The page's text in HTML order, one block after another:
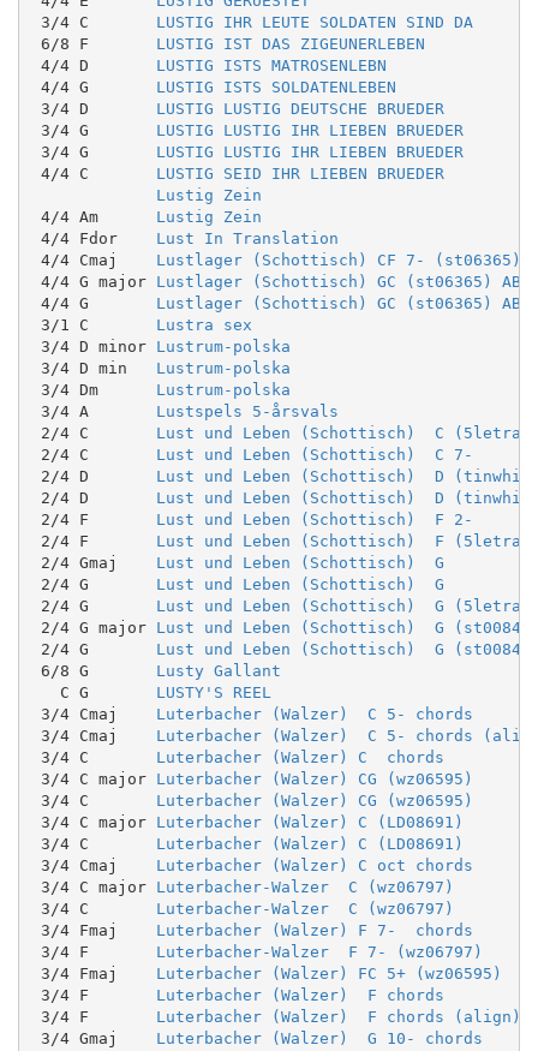
3/4 C LUSTIG IHR LEUTE SOLDATEN SIND DA
6/8 F LUSTIG IST DAS ZIGEUNERLEBEN
4/4 D LUSTIG ISTS MATROSENLEBN
4/4 G LUSTIG ISTS SOLDATENLEBEN
3/4 D LUSTIG LUSTIG DEUTSCHE BRUEDER
3/4 G LUSTIG LUSTIG IHR LIEBEN BRUEDER
3/4 G LUSTIG LUSTIG IHR LIEBEN BRUEDER
4/4 C LUSTIG SEID IHR LIEBEN BRUEDER
Lustig Zein
4/4 Am Lustig Zein
4/4 Fdor Lust In Translation
4/4 Cmaj Lustlager (Schottisch) CF 7- (st06365)
4/4 G major Lustlager (Schottisch) GC (st06365)
4/4 G Lustlager (Schottisch) GC (st06365)
3/1 C Lustra sex
3/4 D minor Lustrum-polska
3/4 D min Lustrum-polska
3/4 Dm Lustrum-polska
3/4 A Lustspels 5-årsvals
2/4 C Lust und Leben (Schottisch)  C (5letras
2/4 C Lust und Leben (Schottisch)  C 7-
2/4 D Lust und Leben (Schottisch)  D
2/4 D Lust und Leben (Schottisch)  D
2/4 F Lust und Leben (Schottisch)  F 2-
2/4 F Lust und Leben (Schottisch)  F (5letras
2/4 Gmaj Lust und Leben (Schottisch)  G
2/4 G Lust und Leben (Schottisch)  G
2/4 G Lust und Leben (Schottisch)  G (5letras
2/4 G major Lust und Leben (Schottisch)  G
2/4 G Lust und Leben (Schottisch)  G
6/8 G Lusty Gallant
   C G
LUSTY'S REEL
3/4 Cmaj Luterbacher (Walzer)  C 5- chords
3/4 Cmaj Luterbacher (Walzer)  C 5- chords
3/4 C Luterbacher (Walzer) C  chords
3/4 C major Luterbacher (Walzer) CG (wz06595)
3/4 C Luterbacher (Walzer) CG (wz06595)
3/4 C major Luterbacher (Walzer) C (LD08691)
3/4 C Luterbacher (Walzer) C (LD08691)
3/4 Cmaj Luterbacher (Walzer) C oct chords
3/4 C major Luterbacher-Walzer  C (wz06797)
3/4 C Luterbacher-Walzer  C (wz06797)
3/4 Fmaj Luterbacher (Walzer) F 7-  chords
3/4 F Luterbacher-Walzer  F 7- (wz06797)
3/4 Fmaj Luterbacher (Walzer) FC 5+ (wz06595)
3/4 F Luterbacher (Walzer)  F chords
3/4 F Luterbacher (Walzer)  F chords (align)
3/4 Gmaj Luterbacher (Walzer)  G 10- chords